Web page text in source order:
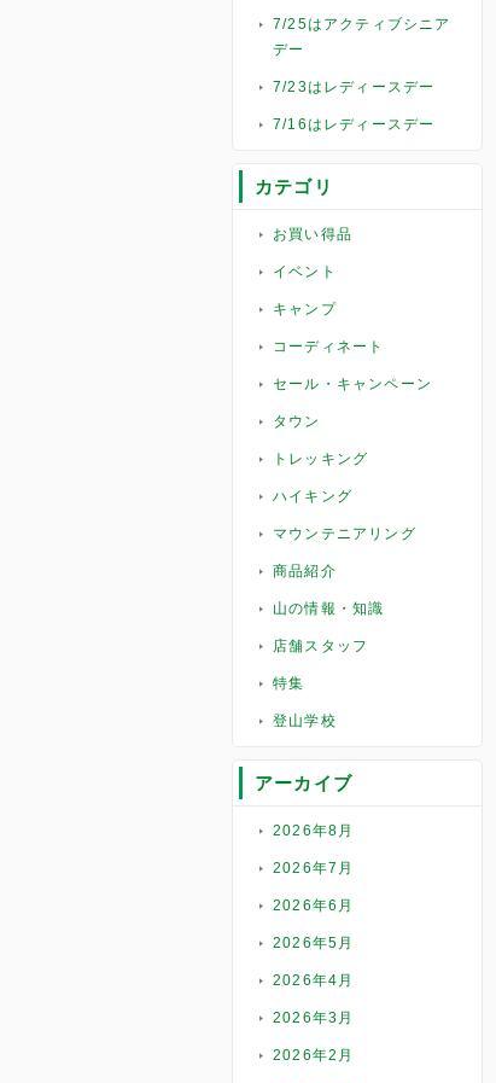
7/25はアクティブシニア
デー
7/23はレディースデー
7/16はレディースデー
カテゴリ
お買い得品
イベント
キャンプ
コーディネート
セール・キャンペーン
タウン
トレッキング
ハイキング
マウンテニアリング
商品紹介
山の情報・知識
店舗スタッフ
特集
登山学校
アーカイブ
2026年8月
2026年7月
2026年6月
2026年5月
2026年4月
2026年3月
2026年2月